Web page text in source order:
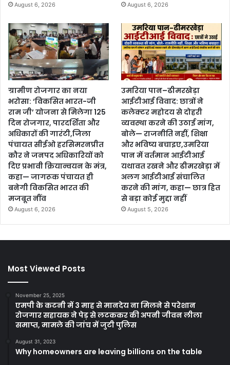
August 6, 2026 August 6, 2026
ग्रामीण रोजगार का नया
भरोसा: ‘विकसित भारत-जी
राम जी’ योजना से मिलेगा 125
दिन रोजगार, पारदर्शिता और
अधिकारों की गारंटी,जिला
पंचायत सीईओ हरसिमरनप्रीत
कौर ने जनपद अधिकारियों को
दिए प्रभावी क्रियान्वयन के मंत्र,
कहा— जागरूक पंचायत ही
बनेगी विकसित भारत की
मजबूत नींव
August 6, 2026
उमरिया पान–ढीमरखेड़ा
आईटीआई विवाद: छात्रों ने
कलेक्टर महोदय से दोहरी
व्यवस्था करने की उठाई मांग,
बोले— राजनीति नहीं, शिक्षा
और भविष्य बचाइए,उमरिया
पान में वर्तमान आईटीआई
यथावत रखने और ढीमरखेड़ा में
अलग आईटीआई संचालित
करने की मांग, कहा— छात्र हित
से बड़ा कोई मुद्दा नहीं
August 5, 2026
Most Viewed Posts
November 25, 2025
एमपी के कटनी में 3 माह से मानदेय ना मिलने से परेशान
रोजगार सहायक ने पेड़ से लटककर की अपनी जीवन लीला
समाप्त, मामले की जांच में जुटी पुलिस
August 31, 2023
Why homeowners are leaving billions on the table